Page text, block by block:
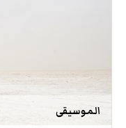
الموسيقى